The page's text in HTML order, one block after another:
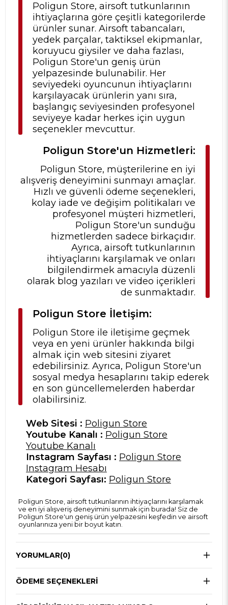
Poligun Store, airsoft tutkunlarının
ihtiyaçlarına göre çeşitli kategorilerde
ürünler sunar. Airsoft tabancaları,
yedek parçalar, taktiksel ekipmanlar,
koruyucu giysiler ve daha fazlası,
Poligun Store'un geniş ürün
yelpazesinde bulunabilir. Her
seviyedeki oyuncunun ihtiyaçlarını
karşılayacak ürünlerin yanı sıra,
başlangıç seviyesinden profesyonel
seviyeye kadar herkes için uygun
seçenekler mevcuttur.
Poligun Store'un Hizmetleri:
Poligun Store, müşterilerine en iyi
alışveriş deneyimini sunmayı amaçlar.
Hızlı ve güvenli ödeme seçenekleri,
kolay iade ve değişim politikaları ve
profesyonel müşteri hizmetleri,
Poligun Store'un sunduğu
hizmetlerden sadece birkaçıdır.
Ayrıca, airsoft tutkunlarının
ihtiyaçlarını karşılamak ve onları
bilgilendirmek amacıyla düzenli
olarak blog yazıları ve video içerikleri
de sunmaktadır.
Poligun Store İletişim:
Poligun Store ile iletişime geçmek
veya en yeni ürünler hakkında bilgi
almak için web sitesini ziyaret
edebilirsiniz. Ayrıca, Poligun Store'un
sosyal medya hesaplarını takip ederek
en son güncellemelerden haberdar
olabilirsiniz.
Web Sitesi : Poligun Store
Youtube Kanalı : Poligun Store
Youtube Kanalı
Instagram Sayfası : Poligun Store
Instagram Hesabı
Kategori Sayfası: Poligun Store
Poligun Store, airsoft tutkunlarının ihtiyaçlarını karşılamak
ve en iyi alışveriş deneyimini sunmak için burada! Siz de
Poligun Store'un geniş ürün yelpazesini keşfedin ve airsoft
oyunlarınıza yeni bir boyut katın.
YORUMLAR(0)
ÖDEME SEÇENEKLERI